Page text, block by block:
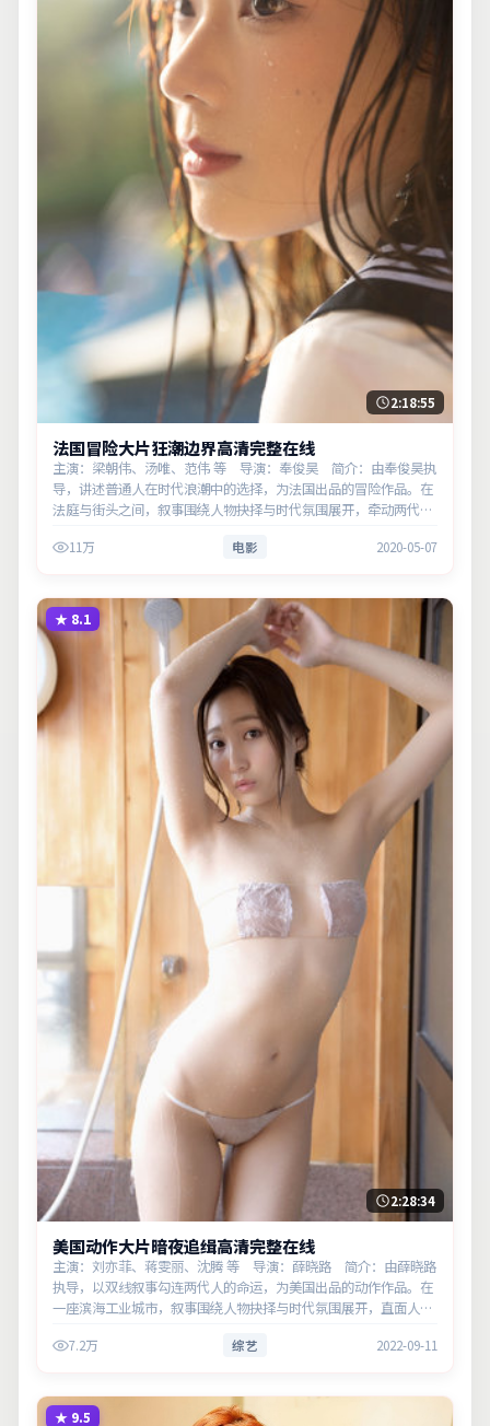
2:18:55
法国冒险大片狂潮边界高清完整在线
主演：梁朝伟、汤唯、范伟 等 导演：奉俊昊 简介：由奉俊昊执
导，讲述普通人在时代浪潮中的选择，为法国出品的冒险作品。在
法庭与街头之间，叙事围绕人物抉择与时代氛围展开，牵动两代人
意义。
11万 电影 2020-05-07
★ 8.1
2:28:34
美国动作大片暗夜追缉高清完整在线
主演：刘亦菲、蒋雯丽、沈腾 等 导演：薛晓路 简介：由薛晓路
执导，以双线叙事勾连两代人的命运，为美国出品的动作作品。在
一座滨海工业城市，叙事围绕人物抉择与时代氛围展开，直面人性
义。7.2万 综艺 2022-09-11
★ 9.5